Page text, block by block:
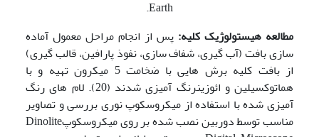
Earth.
مطالعه هیستولوژیک کلیه: پس از انجام مراحل معمول آماده
سازی بافت (آب گیری، شفاف سازی، نفوذ پارافین، قالب گیری)
از بافت کلیه برش هایی با ضخامت 5 میکرون تهیه و با
هماتوکسیلین و ائوزینرنگ آمیزی شدند (20). لام های رنگ
آمیزی شده با استفاده از میکروسکوپ نوری بررسی و تصاویر
مناسب توسط دوربین نصب شده بر روی میکروسکوپDinolite